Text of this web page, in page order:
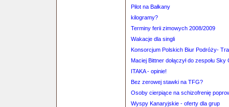
Pilot na Bałkany
kilogramy?
Terminy ferii zimowych 2008/2009
Wakacje dla singli
Konsorcjum Polskich Biur Podróży-
Maciej Bittner dołączył do zespołu Sky
ITAKA - opinie!
Bez zerowej stawki na TFG?
Osoby cierpiące na schizofrenię
Wyspy Kanaryjskie - oferty dla grup